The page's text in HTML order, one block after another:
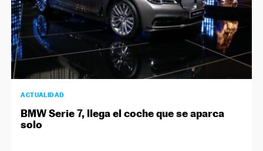
ACTUALIDAD
BMW Serie 7, llega el coche que se aparca
solo